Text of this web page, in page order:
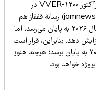
امکان‌سنجی اولیه برای ساخت نیروگاه با رآکتور VVER-1200 در
ارمنستان خبر داد. درهمین‌حال، جم‌نیوز (jamnews) رسانۀ قفقاز هم
نوشت: عمر عملیاتی نیروگاه متسامور در سال 2026 به پایان می‌رسد، اما
بنابراین، قرار است
هسته‌ای جدید در سال 2036 به پایان برسد؛ هرچند هنوز
بود.